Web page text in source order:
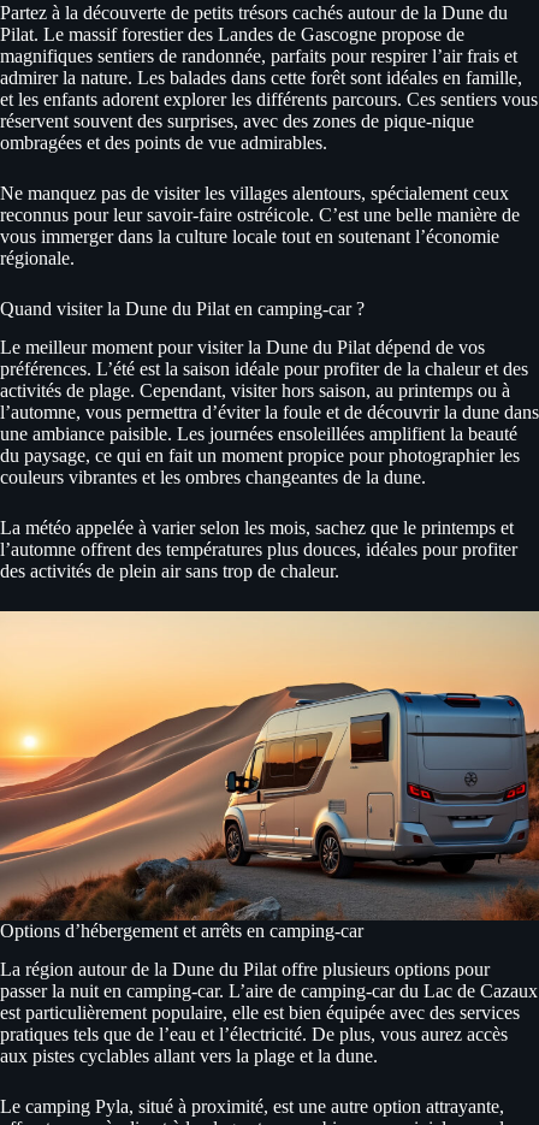
Partez à la découverte de petits trésors cachés autour de la Dune du
Pilat. Le massif forestier des Landes de Gascogne propose de
magnifiques sentiers de randonnée, parfaits pour respirer l’air frais et
admirer la nature. Les balades dans cette forêt sont idéales en famille,
et les enfants adorent explorer les différents parcours. Ces sentiers vous
réservent souvent des surprises, avec des zones de pique-nique
ombragées et des points de vue admirables.
Ne manquez pas de visiter les villages alentours, spécialement ceux
reconnus pour leur savoir-faire ostréicole. C’est une belle manière de
vous immerger dans la culture locale tout en soutenant l’économie
régionale.
Quand visiter la Dune du Pilat en camping-car ?
Le meilleur moment pour visiter la Dune du Pilat dépend de vos
préférences. L’été est la saison idéale pour profiter de la chaleur et des
activités de plage. Cependant, visiter hors saison, au printemps ou à
l’automne, vous permettra d’éviter la foule et de découvrir la dune dans
une ambiance paisible. Les journées ensoleillées amplifient la beauté
du paysage, ce qui en fait un moment propice pour photographier les
couleurs vibrantes et les ombres changeantes de la dune.
La météo appelée à varier selon les mois, sachez que le printemps et
l’automne offrent des températures plus douces, idéales pour profiter
des activités de plein air sans trop de chaleur.
Options d’hébergement et arrêts en camping-car
La région autour de la Dune du Pilat offre plusieurs options pour
passer la nuit en camping-car. L’aire de camping-car du Lac de Cazaux
est particulièrement populaire, elle est bien équipée avec des services
pratiques tels que de l’eau et l’électricité. De plus, vous aurez accès
aux pistes cyclables allant vers la plage et la dune.
Le camping Pyla, situé à proximité, est une autre option attrayante,